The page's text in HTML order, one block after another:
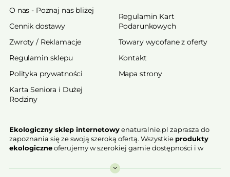
O nas - Poznaj nas bliżej
Cennik dostawy
Zwroty / Reklamacje
Regulamin sklepu
Polityka prywatności
Karta Seniora i Dużej
Rodziny
Regulamin Kart
Podarunkowych
Towary wycofane z oferty
Kontakt
Mapa strony
Ekologiczny sklep internetowyenaturalnie.pl zaprasza do
zapoznania się ze swoją szeroką ofertą. Wszystkie produkty
ekologiczneoferujemy w szerokiej gamie dostępności i w
ekologiczne charakteryzują się najwyższą jakością.